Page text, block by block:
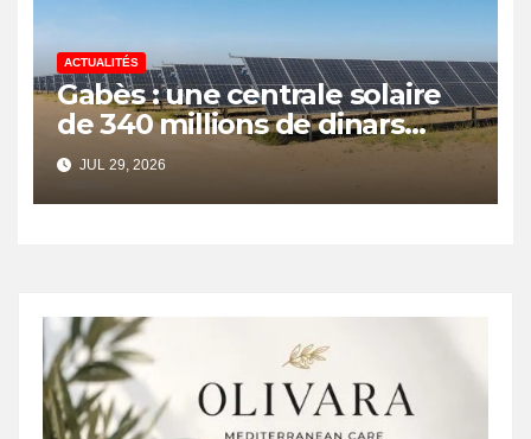
ACTUALITÉS
Gabès : une centrale solaire
de 340 millions de dinars
pour renforcer la transition
énergétique et créer 400
emplois
JUL 29, 2026